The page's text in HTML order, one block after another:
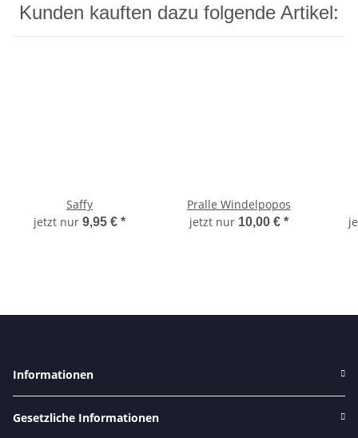
Kunden kauften dazu folgende Artikel:
Saffy
jetzt nur 9,95 € *
Pralle Windelpopos
jetzt nur 10,00 € *
Informationen
Gesetzliche Informationen